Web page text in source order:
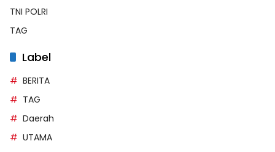
TNI POLRI
TAG
Label
BERITA
TAG
Daerah
UTAMA